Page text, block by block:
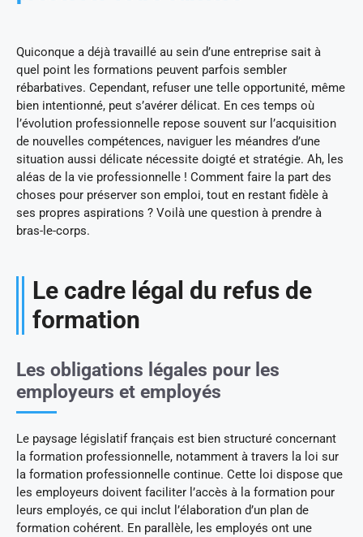
Quiconque a déjà travaillé au sein d’une entreprise sait à
quel point les formations peuvent parfois sembler
rébarbatives. Cependant, refuser une telle opportunité, même
bien intentionné, peut s’avérer délicat. En ces temps où
l’évolution professionnelle repose souvent sur l’acquisition
de nouvelles compétences, naviguer les méandres d’une
situation aussi délicate nécessite doigté et stratégie. Ah, les
aléas de la vie professionnelle ! Comment faire la part des
choses pour préserver son emploi, tout en restant fidèle à
ses propres aspirations ? Voilà une question à prendre à
bras-le-corps.
Le cadre légal du refus de
formation
Les obligations légales pour les
employeurs et employés
Le paysage législatif français est bien structuré concernant
la formation professionnelle, notamment à travers la loi sur
la formation professionnelle continue. Cette loi dispose que
les employeurs doivent faciliter l’accès à la formation pour
leurs employés, ce qui inclut l’élaboration d’un plan de
formation cohérent. En parallèle, les employés ont une